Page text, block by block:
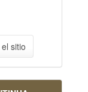
sitio